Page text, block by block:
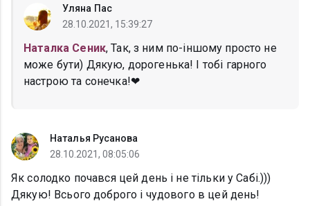
Уляна Пас
28.10.2021, 15:39:27
Наталка Сеник, Так, з ним по-іншому просто не
може бути) Дякую, дорогенька! І тобі гарного
настрою та сонечка!❤
Наталья Русанова
28.10.2021, 08:05:06
Як солодко почався цей день і не тільки у Сабі.)))
Дякую! Всього доброго і чудового в цей день!